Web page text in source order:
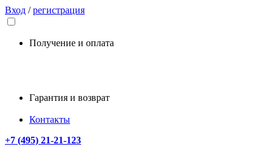
Вход /регистрация
Получение и оплата
Гарантия и возврат
Контакты
+7 (495) 21-21-123